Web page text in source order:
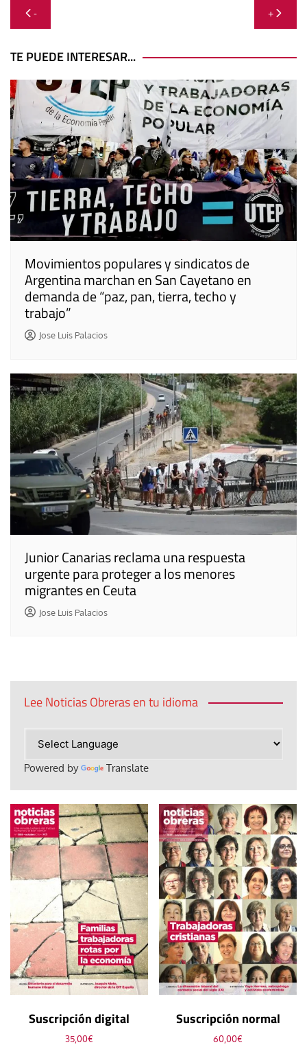
Navegación
de
entradas
- +
TE PUEDE INTERESAR...
Movimientos populares y sindicatos de
Argentina marchan en San Cayetano en
demanda de “paz, pan, tierra, techo y
trabajo”
Jose Luis Palacios
Junior Canarias reclama una respuesta
urgente para proteger a los menores
migrantes en Ceuta
Jose Luis Palacios
Lee Noticias Obreras en tu idioma
Powered by Translate
Suscripción digital
35,00€
Suscripción normal
60,00€